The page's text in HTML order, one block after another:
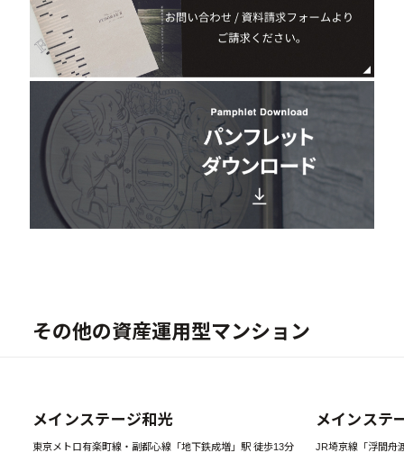
その他の資産運用型マンション
メインステージ和光
東京メトロ有楽町線・副都心線「地下鉄成増」駅 徒歩13分
メインステ
JR埼京線「浮間舟